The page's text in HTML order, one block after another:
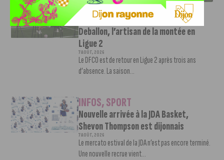
INFOS,SPORT
DFCO : Rencontre avec Pierre-Henri
Deballon, l’artisan de la montée en
Ligue 2
7 AOÛT, 2026
Le DFCO est de retour en Ligue 2 après trois ans
d’absence. La saison...
INFOS,SPORT
Nouvelle arrivée à la JDA Basket,
Shevon Thompson est dijonnais
7 AOÛT, 2026
Le mercato estival de la JDA n’est pas encore terminé.
Une nouvelle recrue vient...